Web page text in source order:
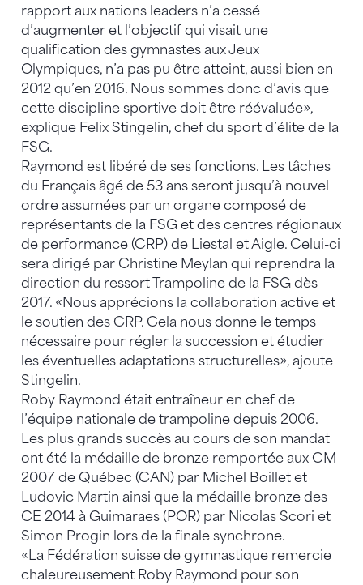
rapport aux nations leaders n’a cessé
d’augmenter et l’objectif qui visait une
qualification des gymnastes aux Jeux
Olympiques, n’a pas pu être atteint, aussi bien en
2012 qu’en 2016. Nous sommes donc d’avis que
cette discipline sportive doit être réévaluée»,
explique Felix Stingelin, chef du sport d’élite de la
FSG.
Raymond est libéré de ses fonctions. Les tâches
du Français âgé de 53 ans seront jusqu’à nouvel
ordre assumées par un organe composé de
représentants de la FSG et des centres régionaux
de performance (CRP) de Liestal et Aigle. Celui-ci
sera dirigé par Christine Meylan qui reprendra la
direction du ressort Trampoline de la FSG dès
2017. «Nous apprécions la collaboration active et
le soutien des CRP. Cela nous donne le temps
nécessaire pour régler la succession et étudier
les éventuelles adaptations structurelles», ajoute
Stingelin.
Roby Raymond était entraîneur en chef de
l’équipe nationale de trampoline depuis 2006.
Les plus grands succès au cours de son mandat
ont été la médaille de bronze remportée aux CM
2007 de Québec (CAN) par Michel Boillet et
Ludovic Martin ainsi que la médaille bronze des
CE 2014 à Guimaraes (POR) par Nicolas Scori et
Simon Progin lors de la finale synchrone.
«La Fédération suisse de gymnastique remercie
chaleureusement Roby Raymond pour son